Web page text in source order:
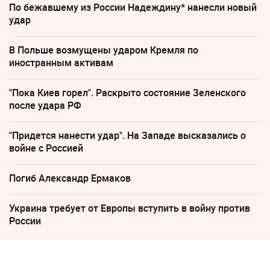
По бежавшему из России Надеждину* нанесли новый
удар
В Польше возмущены ударом Кремля по
иностранным активам
"Пока Киев горел". Раскрыто состояние Зеленского
после удара РФ
"Придется нанести удар". На Западе высказались о
войне с Россией
Погиб Александр Ермаков
Украина требует от Европы вступить в войну против
России